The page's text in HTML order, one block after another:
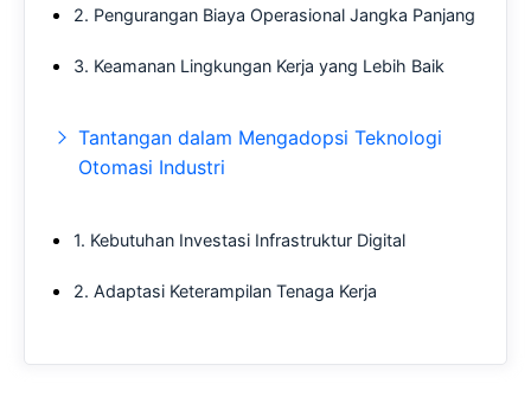
2. Pengurangan Biaya Operasional Jangka Panjang
3. Keamanan Lingkungan Kerja yang Lebih Baik
Tantangan dalam Mengadopsi Teknologi
Otomasi Industri
1. Kebutuhan Investasi Infrastruktur Digital
2. Adaptasi Keterampilan Tenaga Kerja